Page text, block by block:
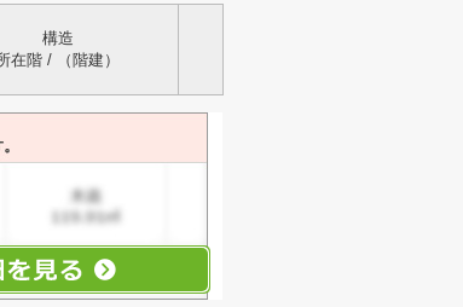
構造
在階 / （階建）